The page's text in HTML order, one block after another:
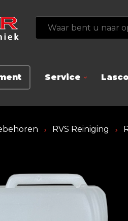
Service
RVS Reiniging